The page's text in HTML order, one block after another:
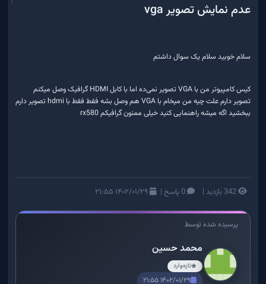
عدم نمایش تصویر vga
سلام خوبید سلام یک سوال داشتم
کیس کامپیوتر من با VGA تصویر نمی‌ده اما با کابل HDMI گرافیک وصل میکنم
تصویر دارم علت چیه من میخام با VGA هم وصل بشه فقط فقط با hdmi تصویر دارم
ببخشید اگه میشه راهنمایی کنید خیلی ممنون گرافیکم rx580
342 بازدید | 0 پاسخ |
پرسیده شده توسط
محمد حسین
تازه‌وارد
۱۴۰۲/۰۱/۲۹ ۲۱:۵۵